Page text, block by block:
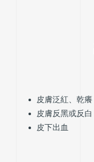
皮膚泛紅、乾癢
皮膚反黑或反白
皮下出血